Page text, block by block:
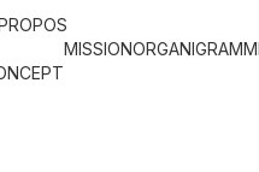
MISSION